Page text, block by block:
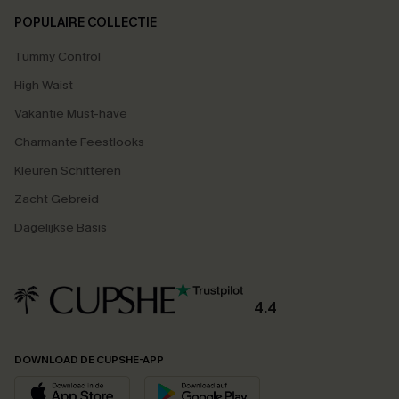
POPULAIRE COLLECTIE
Tummy Control
High Waist
Vakantie Must-have
Charmante Feestlooks
Kleuren Schitteren
Zacht Gebreid
Dagelijkse Basis
4.4
DOWNLOAD DE CUPSHE-APP